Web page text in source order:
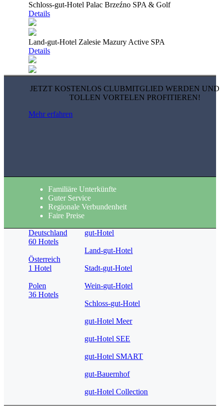
Schloss-gut-Hotel Palac Brzeźno SPA & Golf
Details
Land-gut-Hotel Zalesie Mazury Active SPA
Details
JETZT KOSTENLOS CLUBMITGLIED WERDEN
TOLLEN VORTELEN PROFITIEREN!
Mehr erfahren
Familiäre Unterkünfte
Guter Service
Regionale Verbundenheit
Faire Preise
Deutschland
60 Hotels
Österreich
1 Hotel
Polen
36 Hotels
gut-Hotel
Land-gut-Hotel
Stadt-gut-Hotel
Wein-gut-Hotel
Schloss-gut-Hotel
gut-Hotel Meer
gut-Hotel SEE
gut-Hotel SMART
gut-Bauernhof
gut-Hotel Collection